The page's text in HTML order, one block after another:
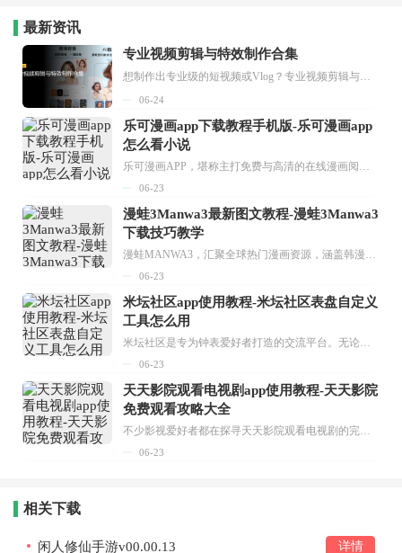
最新资讯
专业视频剪辑与特效制作合集
想制作出专业级的短视频或Vlog？专业视频剪辑与特效制作大全专题为你提供了从剪辑、抠像到特效包装的全套解决方案。无论是添加炫酷的片头、进行精准的视频抠图，还是制...
06-24
乐可漫画app下载教程手机版-乐可漫画app
怎么看小说
乐可漫画APP，堪称主打免费与高清的在线漫画阅读神器。其官方版提供海量完整版漫画资源，无论是国内漫画，还是日漫、韩漫、台漫、美漫等国外漫画，应有尽有，随时供你阅读。只需轻点一下，便能直接进入阅读界面。不仅如此，乐可漫画最新版本更新速度极快，在这里，你总能抢先看到全网一手漫画章节内容！...
06-23
漫蛙3Manwa3最新图文教程-漫蛙3Manwa3
下载技巧教学
漫蛙MANWA3，汇聚全球热门漫画资源，涵盖韩漫、欧美漫画、国漫等多种类型，题材丰富多样，全方位满足用户阅读喜好。它不仅是阅读平台，更是创作平台，为广大用户打造零门槛创作环境。...
06-23
米坛社区app使用教程-米坛社区表盘自定义
工具怎么用
米坛社区是专为钟表爱好者打造的交流平台。无论你是初涉钟表领域的普通爱好者，还是拥有多年收藏经验的资深玩家，都能在此找到属于自己的天地。 无需注册，就能轻松参与其中。通过专业的讨论论坛与丰富的交互功能，你可与世界各地的钟表爱好者畅快交流。若你钟情于钟表，米坛社区无疑是值得一试的理想之选。在这里，你能获取最新的手表资讯，交流见解，提升鉴赏品味，让每一块手表都成为收藏故事中重要的一部分。感兴趣的朋友，不要错过下载机会。...
06-23
天天影院观看电视剧app使用教程-天天影院
免费观看攻略大全
不少影视爱好者都在探寻天天影院观看电视剧的完整方法，结合最新平台使用规则，本篇新手入门攻略全面讲解观看渠道、检索流程、播放设置以及画面模式调整等实用内容。全文适配手机、电脑等主流设备，步骤简洁易懂，无论是初次使用的新手，还是想要优化观影体验的用户，都能参照内容快速上手，熟练掌握平台各项操作技巧，轻松畅享影视内容。...
06-23
相关下载
闲人修仙手游v00.00.13 详情